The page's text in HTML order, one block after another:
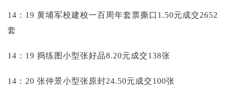
14：19 黄埔军校建校一百周年套票撕口1.50元成交2652
套
14：19 捣练图小型张好品8.20元成交138张
14：20 张仲景小型张原封24.50元成交100张